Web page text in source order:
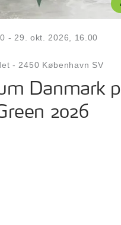
- 29. okt. 2026, 16.00
- 2450 København SV
Danmark
2026